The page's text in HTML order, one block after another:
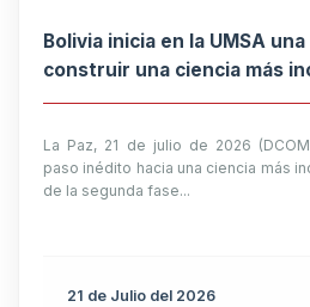
Bolivia inicia en la UMSA
construir una ciencia más
La Paz, 21 de julio de 2026
paso inédito hacia una ciencia más
de la segunda fase...
21 de Julio del 2026